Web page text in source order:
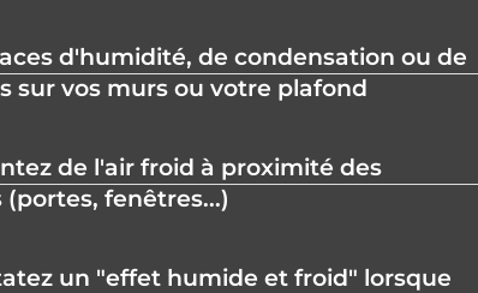
d'humidité, de condensation ou de
sur vos murs ou votre plafond
de l'air froid à proximité des
fenêtres...)
un "effet humide et froid" lorsque